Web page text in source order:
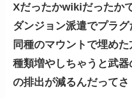
Xだったかwikiだったか
ダンジョン派遣でプラ
同種のマウントで埋め
種類増やしちゃうと武
の排出が減るんだってさ